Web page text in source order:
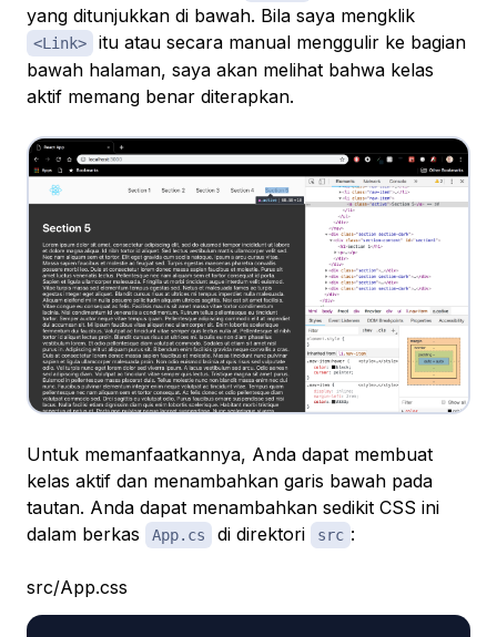
yang ditunjukkan di bawah. Bila saya mengklik
<Link>
itu atau secara manual menggulir ke bagian
bawah halaman, saya akan melihat bahwa kelas
aktif memang benar diterapkan.
Untuk memanfaatkannya, Anda dapat membuat
kelas aktif dan menambahkan garis bawah pada
tautan. Anda dapat menambahkan sedikit CSS ini
dalam berkas
App.cs di direktori src :
src/App.css